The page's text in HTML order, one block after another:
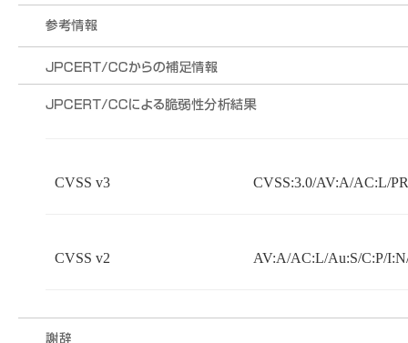
CVSS v3 CVSS:3.0/AV:A/AC:L/
CVSS v2 AV:A/AC:L/Au:S/C:P/